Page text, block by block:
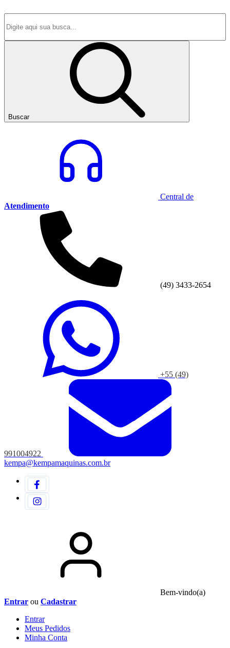
Buscar
Central de
Atendimento
(49) 3433-2654
+55 (49)
991004922
kempa@kempamaquinas.com.br
Bem-vindo(a)
Entrar ou Cadastrar
Entrar
Meus Pedidos
Minha Conta